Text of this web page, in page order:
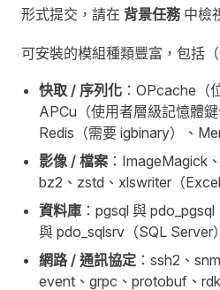
形式提交，請在 背景任務中檢
可安裝的模組種類豐富，包括（
快取 / 序列化 ：OPcache（
APCu（使用者層級記憶體
Redis（需要 igbinary）、
影像 / 檔案 ：ImageMagick
bz2、zstd、xlswriter（Excel
資料庫 ：pgsql 與
與 pdo_sqlsrv（SQL Server）
網路 / 通訊協定 ：ssh2、
event、grpc、protobuf、